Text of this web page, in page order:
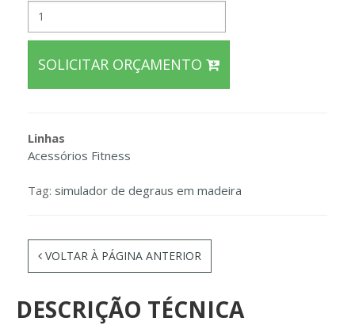
SOLICITAR ORÇAMENTO
Linhas
Acessórios Fitness
Tag: simulador de degraus em madeira
VOLTAR À PÁGINA ANTERIOR
DESCRIÇÃO TÉCNICA